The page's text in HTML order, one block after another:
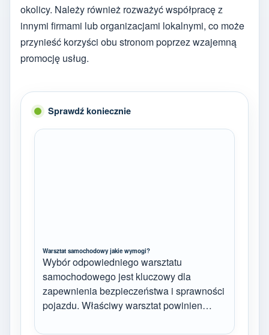
okolicy. Należy również rozważyć współpracę z
innymi firmami lub organizacjami lokalnymi, co może
przynieść korzyści obu stronom poprzez wzajemną
promocję usług.
Sprawdź koniecznie
Warsztat samochodowy jakie wymogi?
Wybór odpowiedniego warsztatu
samochodowego jest kluczowy dla
zapewnienia bezpieczeństwa i sprawności
pojazdu. Właściwy warsztat powinien…